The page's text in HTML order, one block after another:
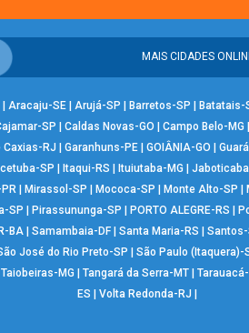
MAIS CIDADES
| Aracaju-SE| Arujá-SP | Barretos-SP | Batatais-
SP | Caldas Novas-GO | Campo Belo-MG |
Caxias-RJ | Garanhuns-PE | GOIÂNIA-GO |
SP | Itaqui-RS | Ituiutaba-MG |
| Mirassol-SP | Mococa-SP | Monte Alto-SP |
SP | Pirassununga-SP | PORTO ALEGRE-RS |
BA | Samambaia-DF | Santa Maria-RS | Santos-
José do Rio Preto-SP | São Paulo (Itaquera)-
Taiobeiras-MG | Tangará da Serra-MT|
ES | Volta Redonda-RJ |